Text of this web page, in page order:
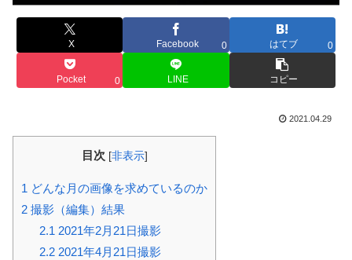
X Facebook 0 はてブ 0
Pocket 0 LINE コピー
2021.04.29
目次 [非表示]
1 どんな月の画像を求めているのか
2 撮影（編集）結果
2.1 2021年2月21日撮影
2.22021年4月21日撮影